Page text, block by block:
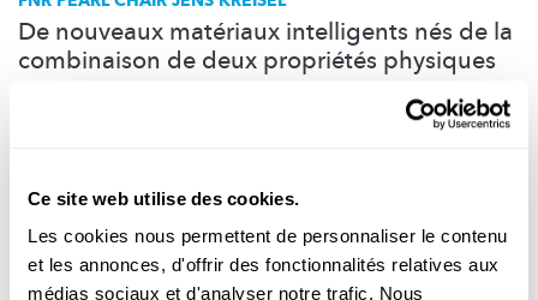
Ce site web utilise des cookies.
Les cookies nous permettent de personnaliser le contenu
et les annonces, d'offrir des fonctionnalités relatives aux
médias sociaux et d'analyser notre trafic. Nous
De nouveaux matériaux intelligents nés de la
combinaison de deux propriétés physiques
Les matériaux sur lesquels travaillent Jens Kreisel et son équipe
sont capables de transformer une forme d’énergie en une autre.
LIST